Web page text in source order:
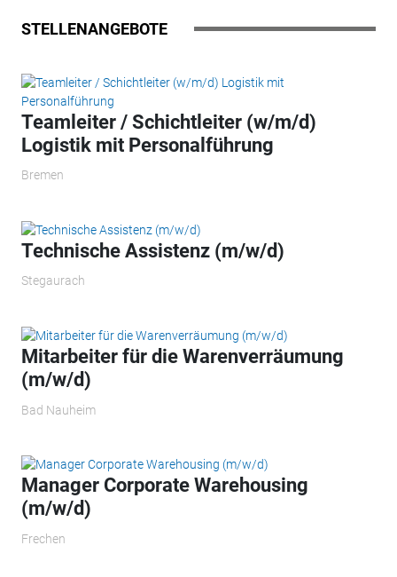
STELLENANGEBOTE
Teamleiter / Schichtleiter (w/m/d)
Logistik mit Personalführung
Bremen
Technische Assistenz (m/w/d)
Stegaurach
Mitarbeiter für die Warenverräumung
(m/w/d)
Bad Nauheim
Manager Corporate Warehousing
(m/w/d)
Frechen